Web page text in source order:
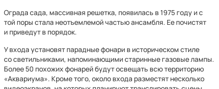
Ограда сада, массивная решетка, появилась в 1975 году и с
той поры стала неотъемлемой частью ансамбля. Ее почистят
и приведут в порядок.
У входа установят парадные фонари в историческом стиле
со светильниками, напоминающими старинные газовые лампы.
Более 50 похожих фонарей будут освещать всю территорию
«Аквариума». Кроме того, около входа разместят несколько